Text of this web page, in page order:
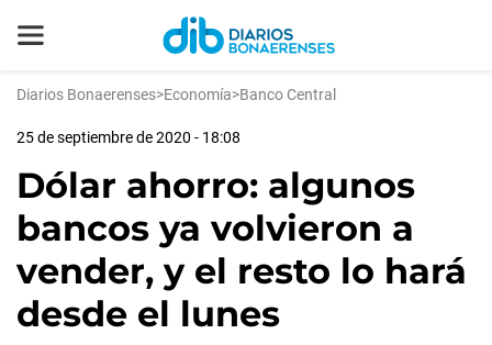
Diarios Bonaerenses>Economía>Banco Central
25 de septiembre de 2020 - 18:08
Dólar ahorro: algunos
bancos ya volvieron a
vender, y el resto lo hará
desde el lunes